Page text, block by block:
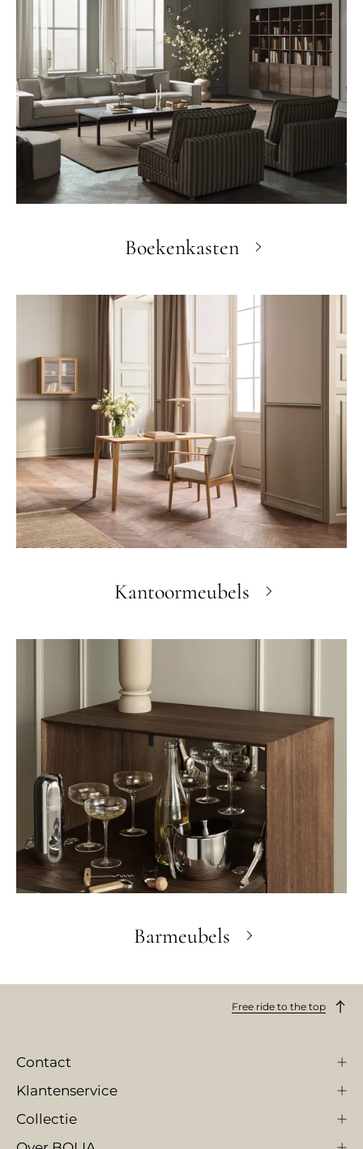
Boekenkasten
Kantoormeubels
Barmeubels
Free ride to the top
Contact
Klantenservice
Collectie